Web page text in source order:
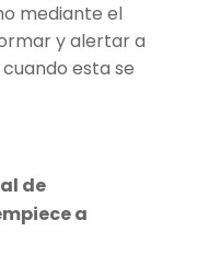
mediante el
y alertar a
esta se
de
a